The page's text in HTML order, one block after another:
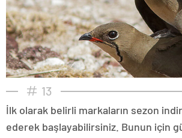
13
İlk olarak belirli markaların sezon
ederek başlayabilirsiniz. Bunun için